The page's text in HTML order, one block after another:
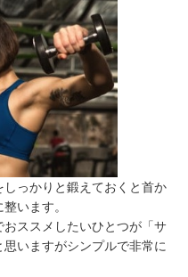
っかりと鍛えておくと首か
います。
ススメしたいひとつが「サ
いますがシンプルで非常に